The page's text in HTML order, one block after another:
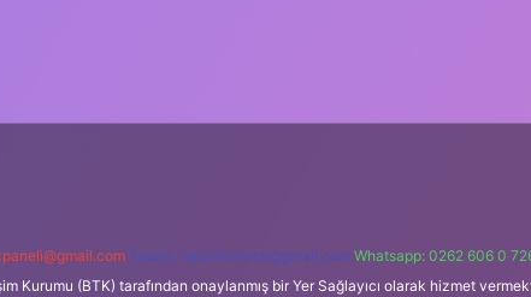
Teams: forumhizmeti@gmail.com Whatsapp: 0262 606 0
Kurumu (BTK) tarafından onaylanmış bir Yer Sağlayıcı olarak hizmet